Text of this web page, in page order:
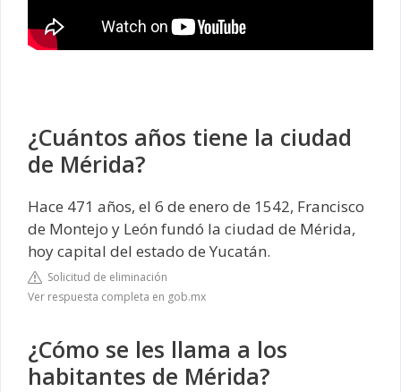
¿Cuántos años tiene la ciudad
de Mérida?
Hace 471 años, el 6 de enero de 1542, Francisco
de Montejo y León fundó la ciudad de Mérida,
hoy capital del estado de Yucatán.
Solicitud de eliminación
Ver respuesta completa en gob.mx
¿Cómo se les llama a los
habitantes de Mérida?